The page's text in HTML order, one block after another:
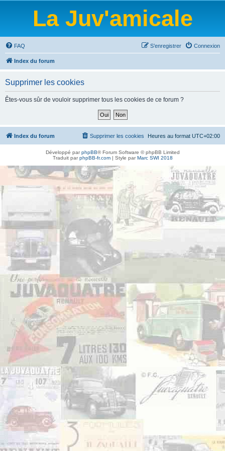
La Juv'amicale
FAQ Connexion
S’enregistrer
Index du forum
Supprimer les cookies
Êtes-vous sûr de vouloir supprimer tous les cookies de ce forum ?
Index du forum Heures au format UTC+02:00
Supprimer les cookies
Développé parphpBB® Forum Software © phpBB Limited
Traduit parphpBB-fr.com| Style parMarc SWI 2018